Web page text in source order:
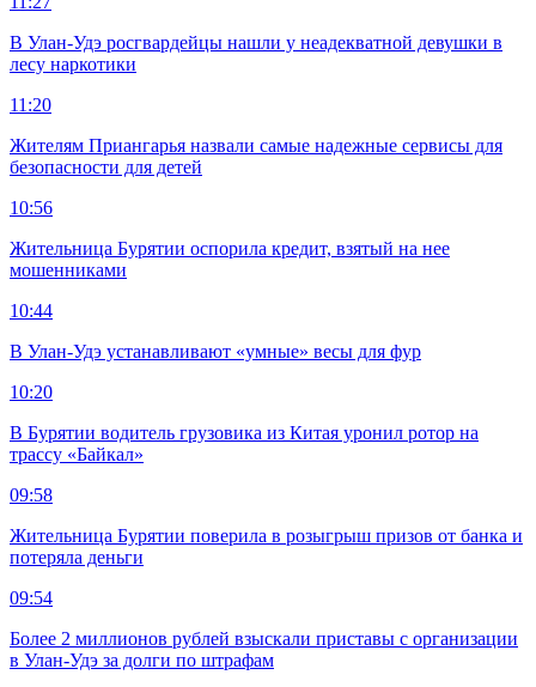
В Улан-Удэ росгвардейцы нашли у неадекватной девушки в
лесу наркотики
11:20
Жителям Приангарья назвали самые надежные сервисы для
безопасности для детей
10:56
Жительница Бурятии оспорила кредит, взятый на нее
мошенниками
10:44
В Улан-Удэ устанавливают «умные» весы для фур
10:20
В Бурятии водитель грузовика из Китая уронил ротор на
трассу «Байкал»
09:58
Жительница Бурятии поверила в розыгрыш призов от банка и
потеряла деньги
09:54
Более 2 миллионов рублей взыскали приставы с организации
в Улан-Удэ за долги по штрафам